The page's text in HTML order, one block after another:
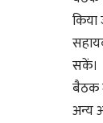
सकें।
बैठक
अन्य